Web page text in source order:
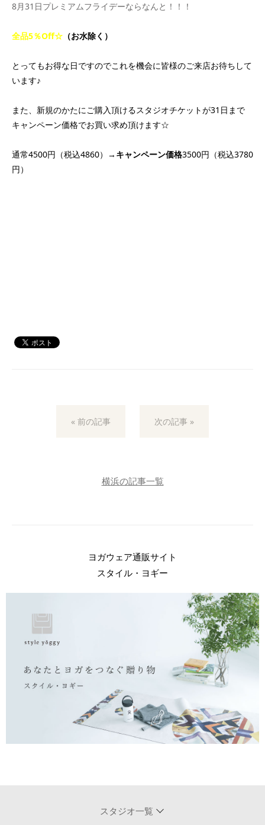
8月31日プレミアムフライデーならなんと！！！
全品5％Off☆ （お水除く）
とってもお得な日ですのでこれを機会に皆様のご来店お待ちして
います♪
また、新規のかたにご購入頂けるスタジオチケットが31日まで
キャンペーン価格でお買い求め頂けます☆
通常4500円（税込4860）→ キャンペーン価格3500円（税込3780
円）
« 前の記事 次の記事 »
横浜の記事一覧
ヨガウェア通販サイト
スタイル・ヨギー
スタジオ一覧